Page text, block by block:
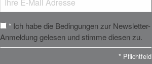
* Ich habe die Bedingungen zur Newsletter-
Anmeldung gelesen und stimme diesen zu.
* Pflichtfeld